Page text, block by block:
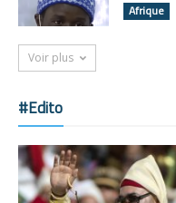
Afrique
Voir plus
#Edito